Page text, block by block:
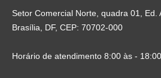
Setor Comercial Norte, quadra 01, Ed.
Brasília, DF, CEP: 70702-000
Horário de atendimento 8:00 às - 18:00